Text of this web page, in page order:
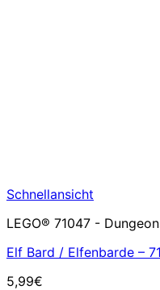
Schnellansicht
LEGO® 71047 -
Elf Bard / Elfenbarde –
5,99€